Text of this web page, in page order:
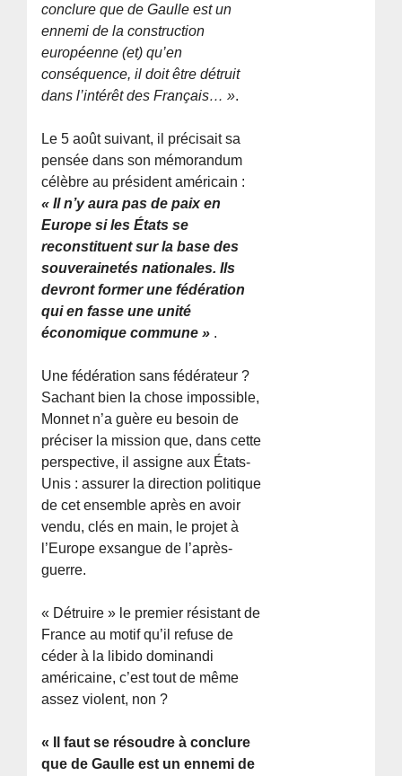
conclure que de Gaulle est un
ennemi de la construction
européenne (et) qu’en
conséquence, il doit être détruit
dans l’intérêt des Français… ».
Le 5 août suivant, il précisait sa
pensée dans son mémorandum
célèbre au président américain :
« Il n’y aura pas de paix en
Europe si les États se
reconstituent sur la base des
souverainetés nationales. Ils
devront former une fédération
qui en fasse une unité
économique commune » .
Une fédération sans fédérateur ?
Sachant bien la chose impossible,
Monnet n’a guère eu besoin de
préciser la mission que, dans cette
perspective, il assigne aux États-
Unis : assurer la direction politique
de cet ensemble après en avoir
vendu, clés en main, le projet à
l’Europe exsangue de l’après-
guerre.
« Détruire » le premier résistant de
France au motif qu’il refuse de
céder à la libido dominandi
américaine, c’est tout de même
assez violent, non ?
« Il faut se résoudre à conclure
que de Gaulle est un ennemi de